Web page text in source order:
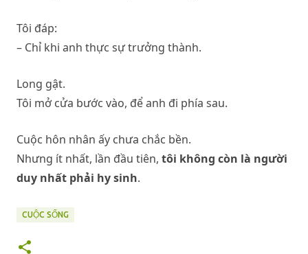
Tôi đáp:
– Chỉ khi anh thực sự trưởng thành.
Long gật.
Tôi mở cửa bước vào, để anh đi phía sau.
Cuộc hôn nhân ấy chưa chắc bền.
Nhưng ít nhất, lần đầu tiên, tôi không còn là người
duy nhất phải hy sinh.
CUỘC SỐNG